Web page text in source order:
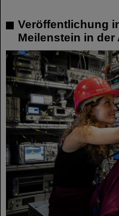
Veröffentlichung
Meilenstein in